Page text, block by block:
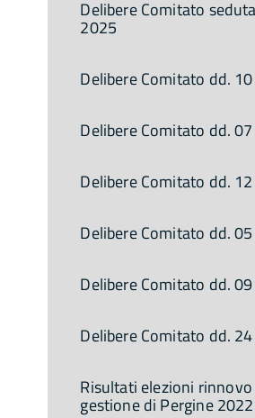
Delibere Comitato
2025
Delibere Comitato dd.
Delibere Comitato dd.
Delibere Comitato dd.
Delibere Comitato dd.
Delibere Comitato dd.
Delibere Comitato dd.
Risultati elezioni
gestione di Pergine